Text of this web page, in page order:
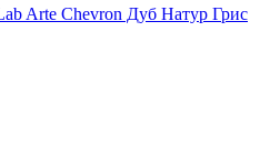
Arte Chevron Дуб Натур Грис